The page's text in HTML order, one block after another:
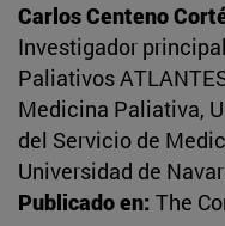
Carlos Centeno
Investigador
Paliativos
Medicina Paliativa,
del Servicio de
Universidad de
Publicado en: The